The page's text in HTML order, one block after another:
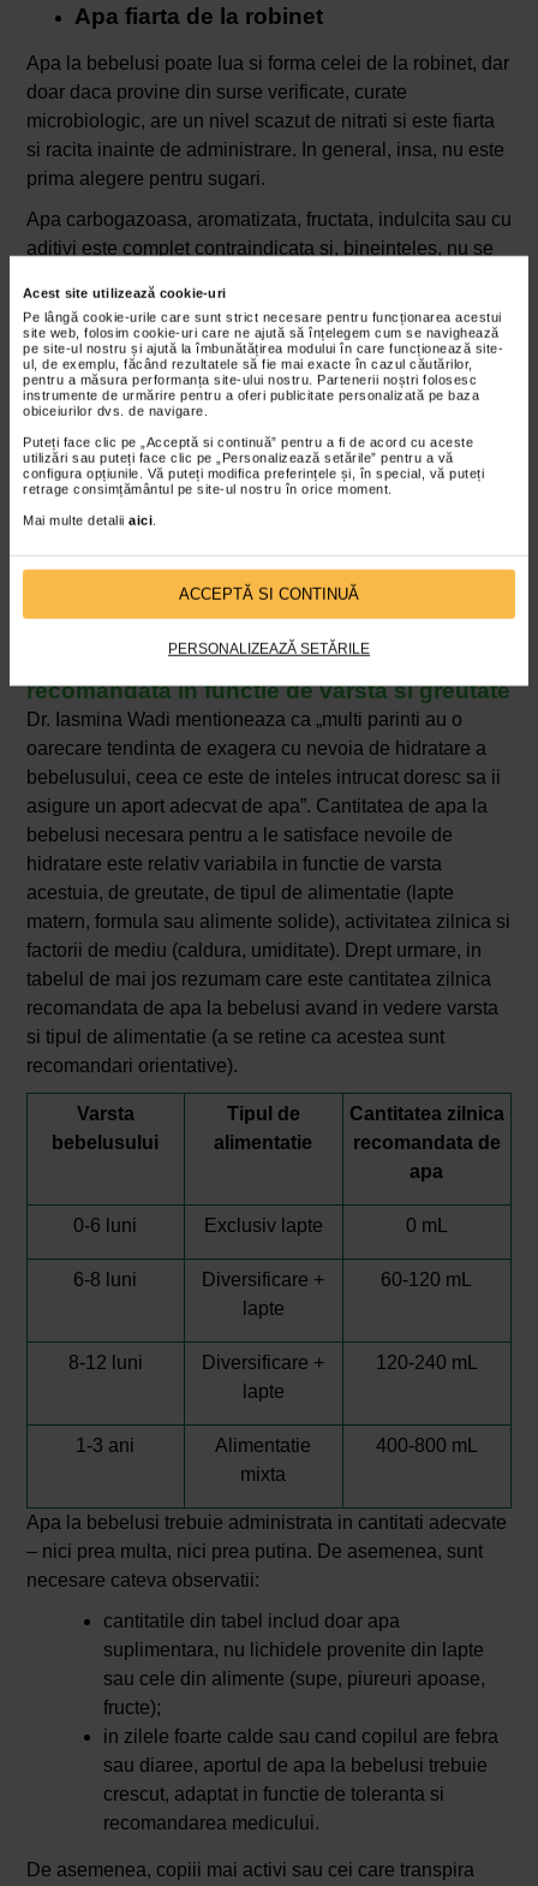
Acest site utilizează cookie-uri
Pe lângă cookie-urile care sunt strict necesare pentru funcționarea acestui
site web, folosim cookie-uri care ne ajută să înțelegem cum se navighează
pe site-ul nostru și ajută la îmbunătățirea modului în care funcționează site-
ul, de exemplu, făcând rezultatele să fie mai exacte în cazul căutărilor,
pentru a măsura performanța site-ului nostru. Partenerii noștri folosesc
instrumente de urmărire pentru a oferi publicitate personalizată pe baza
obiceiurilor dvs. de navigare.
Puteți face clic pe „Acceptă si continuă” pentru a fi de acord cu aceste
utilizări sau puteți face clic pe „Personalizează setările” pentru a vă
configura opțiunile. Vă puteți modifica preferințele și, în special, vă puteți
retrage consimțământul pe site-ul nostru în orice moment.
Mai multe detalii aici.
ACCEPTĂ SI CONTINUĂ
PERSONALIZEAZĂ SETĂRILE
Apa fiarta de la robinet
Apa la bebelusi poate lua si forma celei de la robinet, dar
doar daca provine din surse verificate, curate
microbiologic, are un nivel scazut de nitrati si este fiarta
si racita inainte de administrare. In general, insa, nu este
prima alegere pentru sugari.
Apa carbogazoasa, aromatizata, fructata, indulcita sau cu
aditivi este complet contraindicata si, bineinteles, nu se
Apa la bebelusi – cantitate zilnica
recomandata in functie de varsta si greutate
Dr. Iasmina Wadi mentioneaza ca „multi parinti au o
oarecare tendinta de exagera cu nevoia de hidratare a
bebelusului, ceea ce este de inteles intrucat doresc sa ii
asigure un aport adecvat de apa”. Cantitatea de apa la
bebelusi necesara pentru a le satisface nevoile de
hidratare este relativ variabila in functie de varsta
acestuia, de greutate, de tipul de alimentatie (lapte
matern, formula sau alimente solide), activitatea zilnica si
factorii de mediu (caldura, umiditate). Drept urmare, in
tabelul de mai jos rezumam care este cantitatea zilnica
recomandata de apa la bebelusi avand in vedere varsta
si tipul de alimentatie (a se retine ca acestea sunt
recomandari orientative).
Varsta
bebelusului
Tipul de
alimentatie
Cantitatea zilnica
recomandata de
apa
0-6 luni Exclusiv lapte 0 mL
6-8 luni
Diversificare +
lapte
60-120 mL
8-12 luni
Diversificare +
lapte
120-240 mL
1-3 ani
Alimentatie
mixta
400-800 mL
Apa la bebelusi trebuie administrata in cantitati adecvate
– nici prea multa, nici prea putina. De asemenea, sunt
necesare cateva observatii:
cantitatile din tabel includ doar apa
suplimentara, nu lichidele provenite din lapte
sau cele din alimente (supe, piureuri apoase,
fructe);
in zilele foarte calde sau cand copilul are febra
sau diaree, aportul de apa la bebelusi trebuie
crescut, adaptat in functie de toleranta si
recomandarea medicului.
De asemenea, copiii mai activi sau cei care transpira